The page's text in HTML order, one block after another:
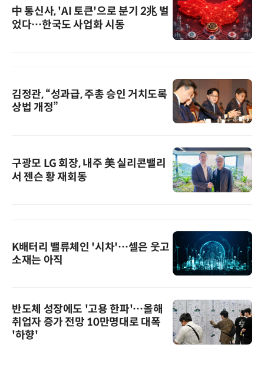
中 통신사, 'AI 토큰'으로 분기 2兆 벌
었다…한국도 사업화 시동
김정관, “성과급, 주총 승인 거치도록
상법 개정”
구광모 LG 회장, 내주 美 실리콘밸리
서 젠슨 황 재회동
K배터리 밸류체인 '시차'…셀은 웃고
소재는 아직
반도체 성장에도 '고용 한파'…올해
취업자 증가 전망 10만명대로 대폭
'하향'